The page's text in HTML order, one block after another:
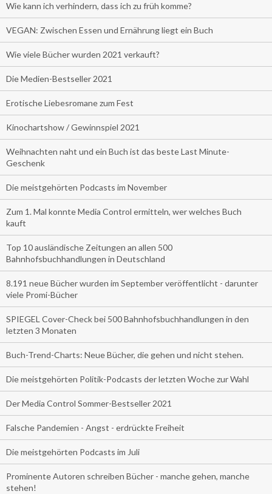
Wie kann ich verhindern, dass ich zu früh komme?
VEGAN: Zwischen Essen und Ernährung liegt ein Buch
Wie viele Bücher wurden 2021 verkauft?
Die Medien-Bestseller 2021
Erotische Liebesromane zum Fest
Kinochartshow / Gewinnspiel 2021
Weihnachten naht und ein Buch ist das beste Last Minute-
Geschenk
Die meistgehörten Podcasts im November
Zum 1. Mal konnte Media Control ermitteln, wer welches Buch
kauft
Top 10 ausländische Zeitungen an allen 500
Bahnhofsbuchhandlungen in Deutschland
8.191 neue Bücher wurden im September veröffentlicht - darunter
viele Promi-Bücher
SPIEGEL Cover-Check bei 500 Bahnhofsbuchhandlungen in den
letzten 3 Monaten
Buch-Trend-Charts: Neue Bücher, die gehen und nicht stehen.
Die meistgehörten Politik-Podcasts der letzten Woche zur Wahl
Der Media Control Sommer-Bestseller 2021
Falsche Pandemien - Angst - erdrückte Freiheit
Die meistgehörten Podcasts im Juli
Prominente Autoren schreiben Bücher - manche gehen, manche
stehen!